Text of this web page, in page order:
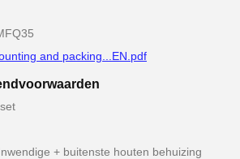
and packing...EN.pdf
+ buitenste houten behuizing